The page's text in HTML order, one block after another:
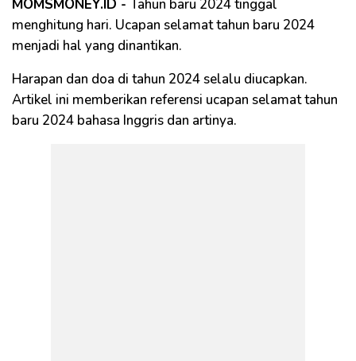
MOMSMONEY.ID - Tahun baru 2024 tinggal
menghitung hari. Ucapan selamat tahun baru 2024
menjadi hal yang dinantikan.
Harapan dan doa di tahun 2024 selalu diucapkan.
Artikel ini memberikan referensi ucapan selamat tahun
baru 2024 bahasa Inggris dan artinya.